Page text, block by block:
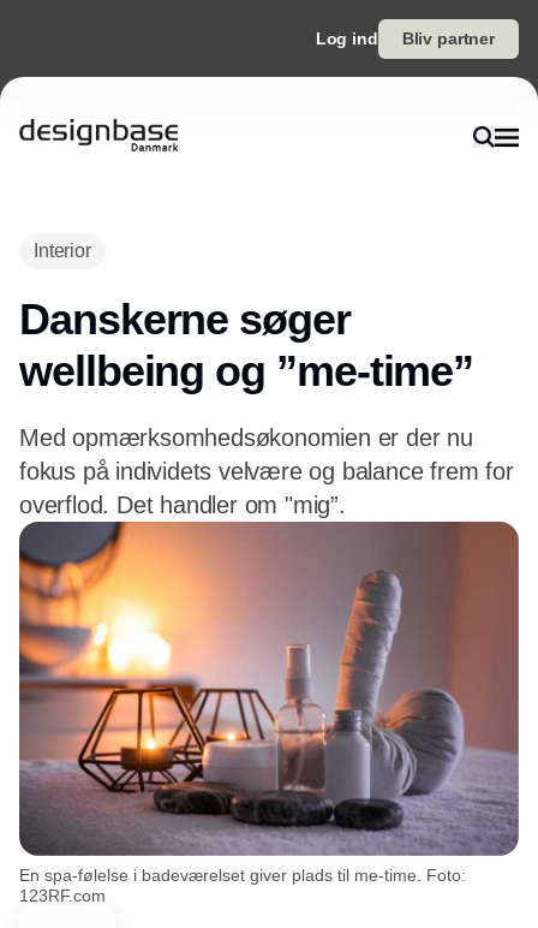
Log ind Bliv partner
Interior
Danskerne søger
wellbeing og ”me-time”
Med opmærksomhedsøkonomien er der nu
fokus på individets velvære og balance frem for
overflod. Det handler om "mig”.
En spa-følelse i badeværelset giver plads til me-time. Foto:
123RF.com